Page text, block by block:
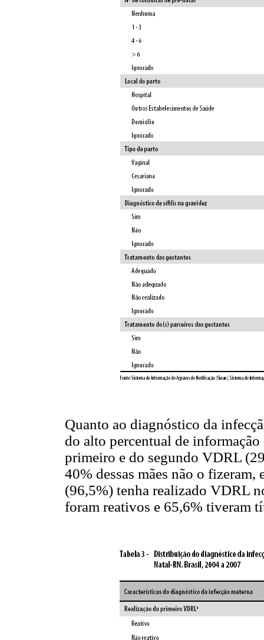
Quanto ao diagnóstico da
do alto percentual de
primeiro e do segundo VDRL
40% dessas mães não o fizeram,
(96,5%) tenha realizado VDRL
foram reativos e 65,6% tiveram